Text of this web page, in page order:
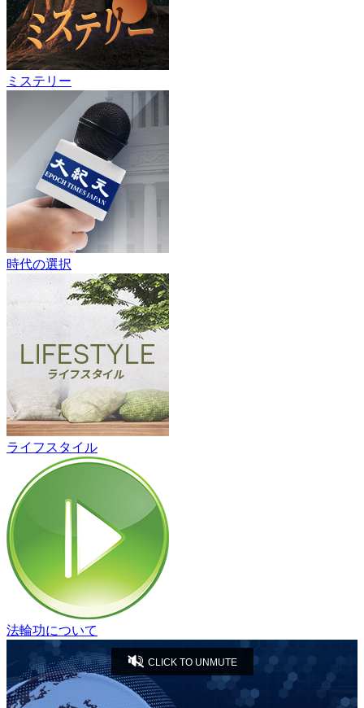
ミステリー
時代の選択
ライフスタイル
法輪功について
CLICK TO UNMUTE